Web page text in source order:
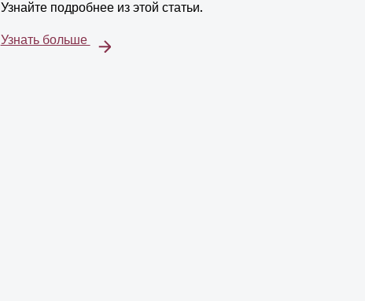
Узнайте подробнее из этой статьи.
Узнать больше